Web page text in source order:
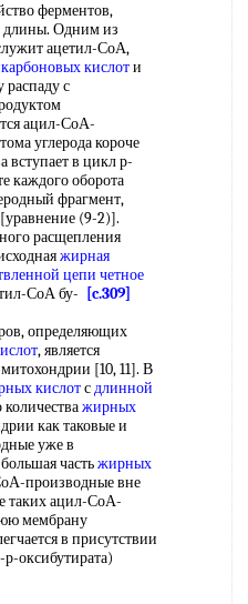
ферментов,
длины. Одним из
ацетил-СоА,
кислоти
распаду с
ацил-СоА-
углерода короче
вступает в цикл р-
каждого оборота
фрагмент,
(9-2)].
расщепления
жирная
цепи четное
СоА бу-
[c.309]
определяющих
, является
[10, 11]. В
кислотсдлинной
жирных
как таковые и
уже в
частьжирных
производные вне
таких ацил-СоА-
мембрану
в присутствии
-р-оксибутирата)